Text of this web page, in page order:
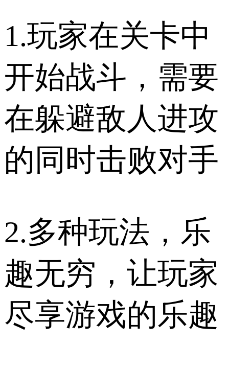
1.玩家在关卡中
开始战斗，需要
在躲避敌人进攻
的同时击败对手
2.多种玩法，乐
趣无穷，让玩家
尽享游戏的乐趣